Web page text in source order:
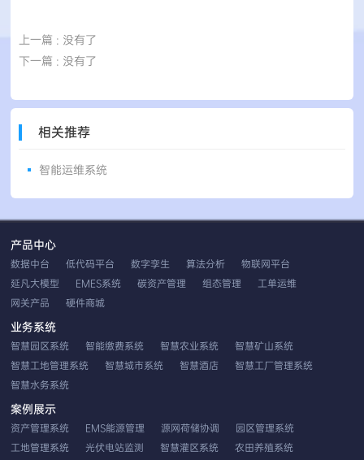
上一篇 : 没有了
下一篇 : 没有了
相关推荐
智能运维系统
产品中心
数据中台 低代码平台 数字孪生 算法分析
物联网平台
延凡大模型
EMES系统 碳资产管理 组态管理
工单运维
网关产品
硬件商城
业务系统
智慧园区系统 智能缴费系统 智慧农业系统
智慧矿山系统
智慧工地管理系统
智慧城市系统 智慧酒店
智慧工厂管理系统
智慧水务系统
案例展示
资产管理系统 EMS能源管理 源网荷储协调
园区管理系统
工地管理系统
光伏电站监测 智慧灌区系统
农田养殖系统